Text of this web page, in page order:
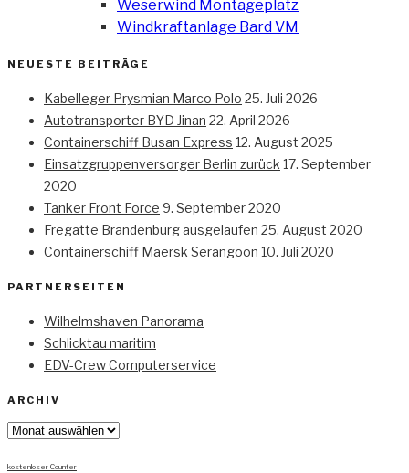
Weserwind Montageplatz
Windkraftanlage Bard VM
NEUESTE BEITRÄGE
Kabelleger Prysmian Marco Polo 25. Juli 2026
Autotransporter BYD Jinan 22. April 2026
Containerschiff Busan Express 12. August 2025
Einsatzgruppenversorger Berlin zurück 17. September
2020
Tanker Front Force 9. September 2020
Fregatte Brandenburg ausgelaufen 25. August 2020
Containerschiff Maersk Serangoon 10. Juli 2020
PARTNERSEITEN
Wilhelmshaven Panorama
Schlicktau maritim
EDV-Crew Computerservice
ARCHIV
Archiv
kostenloser Counter